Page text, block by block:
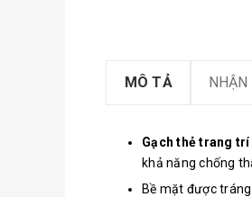
MÔ TẢ NHẬN
Gạch thẻ trang trí
khả năng chống
Bề mặt được